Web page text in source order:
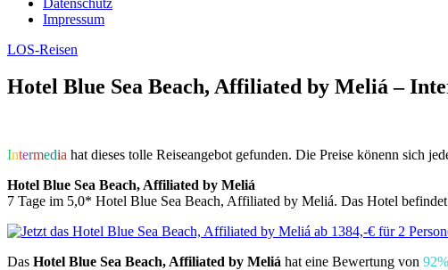
Impressum
LOS-Reisen
Hotel Blue Sea Beach, Affiliated by Meliá –
Intermedia hat dieses tolle Reiseangebot gefunden. Die Preise könenn sich
Hotel Blue Sea Beach, Affiliated by Meliá
7 Tage im 5,0* Hotel Blue Sea Beach, Affiliated by Meliá. Das Hotel befindet
Das Hotel Blue Sea Beach, Affiliated by Meliá hat eine Bewertung von 92%